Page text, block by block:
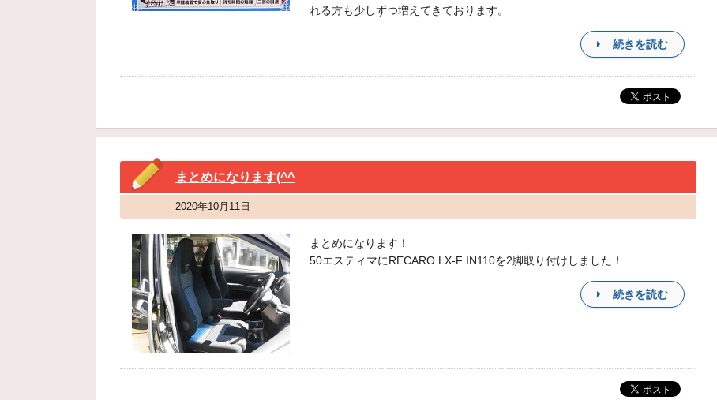
れる方も少しずつ増えてきております。
続きを読む
まとめになります(^^
2020年10月11日
まとめになります！
50エスティマにRECARO LX-F IN110を2脚取り付けしました！
続きを読む